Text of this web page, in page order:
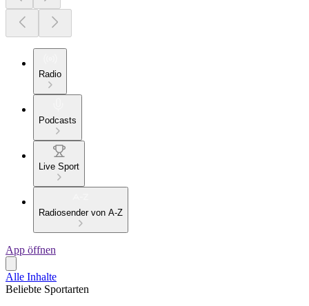
Radio
Podcasts
Live Sport
Radiosender von A-Z
App öffnen
Alle Inhalte
Beliebte Sportarten